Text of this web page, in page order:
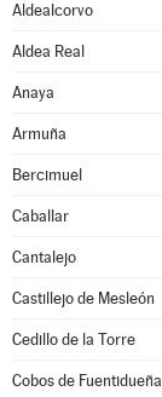
Aldealcorvo
Aldea Real
Anaya
Armuña
Bercimuel
Caballar
Cantalejo
Castillejo de Mesleón
Cedillo de la Torre
Cobos de Fuentidueña